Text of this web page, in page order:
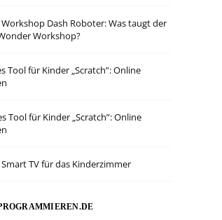
Dash Roboter: Was taugt der
Workshop?
Tool für Kinder „Scratch”: Online
Tool für Kinder „Scratch”: Online
TV für das Kinderzimmer